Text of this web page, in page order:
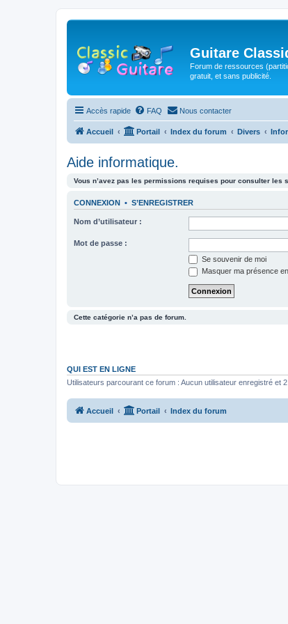
Guitare
Forum de ressources
gratuit, et sans publicité.
Accès rapide FAQ Nous contacter
Accueil Portail Index du forum Divers
Aide informatique.
Vous n’avez pas les permissions requises pour consulter les
CONNEXION • S’ENREGISTRER
Nom d’utilisateur :
Mot de passe :
Se souvenir de moi
Masquer ma présence
Cette catégorie n’a pas de forum.
QUI EST EN LIGNE
Utilisateurs parcourant ce forum : Aucun utilisateur enregistré et
Accueil Portail Index du forum